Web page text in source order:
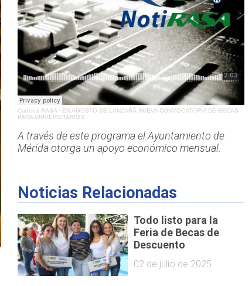
Cadena RASA· EN AGOSTO SE LANZARÁ NUEVA CONVOCATORIA DE BECAS
PARA UNIVERSITARIOS
A través de este programa el Ayuntamiento de
Mérida otorga un apoyo económico mensual.
Noticias Relacionadas
Todo listo para la
Feria de Becas de
Descuento
02 de julio de 2025